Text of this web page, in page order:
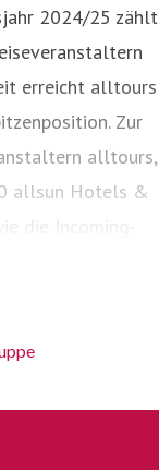
2024/25 zählt
erreicht alltours
Zur
alltours,
allsun Hotels &
die Incoming-
alltours travel